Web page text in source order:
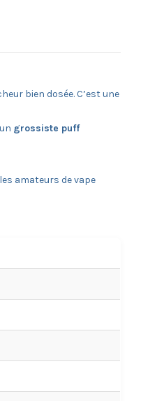
bien dosée. C’est une
grossiste puff
amateurs de vape